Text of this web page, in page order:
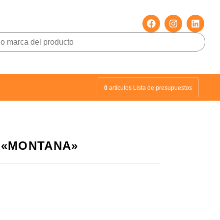
0 artículos Lista de presupuestos